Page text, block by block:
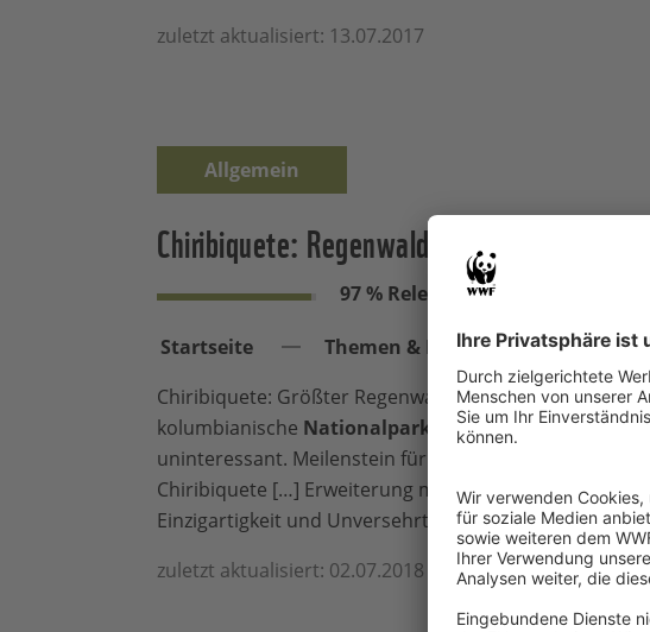
zuletzt aktualisiert: 13.07.2017
Allgemein
Chiribiquete: Regenwald-Nationalpark
97 % Relevanz
Startseite Themen & Projekte
Chiribiquete: Größter Regenwald- Nationalparkder
kolumbianische Nationalpark Serranía del
uninteressant. Meilenstein für den Umweltschutz Der
Chiribiquete […] Erweiterung macht ihn zum größten
Einzigartigkeit und Unversehrtheit zum Welterbe
zuletzt aktualisiert: 02.07.2018